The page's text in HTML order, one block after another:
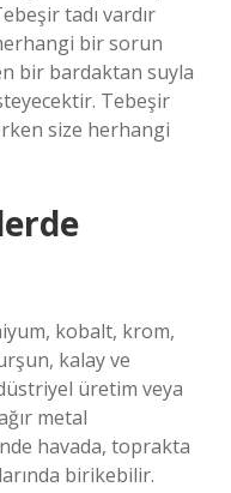
tadı vardır
bir sorun
bir bardaktan suyla
Tebeşir
size herhangi
kobalt, krom,
kalay ve
üretim veya
metal
havada, toprakta
birikebilir.